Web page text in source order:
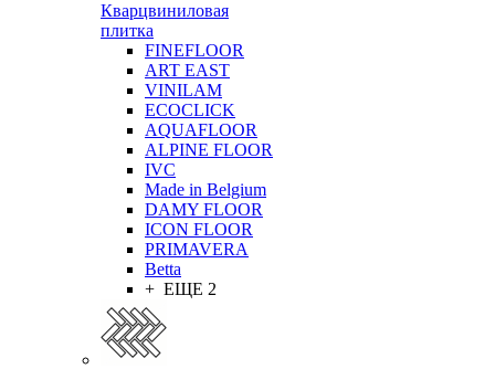
Кварцвиниловая
плитка
FINEFLOOR
ART EAST
VINILAM
ECOCLICK
AQUAFLOOR
ALPINE FLOOR
IVC
Made in Belgium
DAMY FLOOR
ICON FLOOR
PRIMAVERA
Betta
+ ЕЩЕ 2